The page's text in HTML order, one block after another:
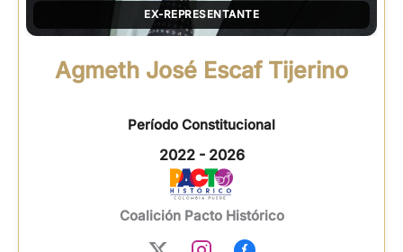
EX-REPRESENTANTE
Agmeth José Escaf Tijerino
Período Constitucional
2022 - 2026
Coalición Pacto Histórico